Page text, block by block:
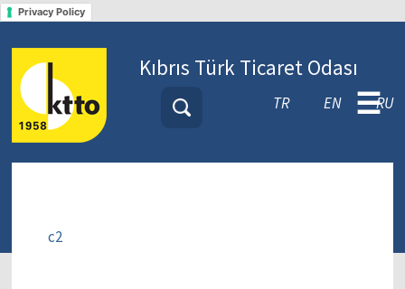
Privacy Policy
Kıbrıs Türk Ticaret Odası
TR EN RU
☰
c2